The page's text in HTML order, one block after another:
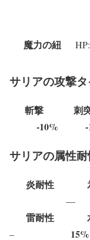
魔力の紐
サリアの攻撃
斬撃 刺
-10%
サリアの属性
炎耐性
––
雷耐性
– 15%